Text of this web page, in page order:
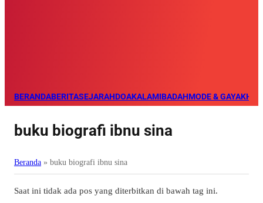
BERANDABERITASEJARAHDOAKALAMIBADAHMODE & GAYA
buku biografi ibnu sina
Beranda » buku biografi ibnu sina
Saat ini tidak ada pos yang diterbitkan di bawah tag ini.